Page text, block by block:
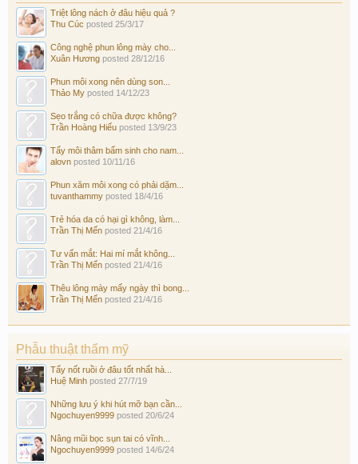
Triệt lông nách ở đâu hiệu quả ?
Thu Cúc posted 25/3/17
Công nghệ phun lông mày cho...
Xuân Hương posted 28/12/16
Phun môi xong nên dùng son...
Thảo My posted 14/12/23
Sẹo trắng có chữa được không?
Trần Hoàng Hiếu posted 13/9/23
Tẩy môi thâm bẩm sinh cho nam...
alovn posted 10/11/16
Phun xăm môi xong có phải dặm...
tuvanthammy posted 18/4/16
Trẻ hóa da có hại gì không, làm...
Trần Thị Mến posted 21/4/16
Tư vấn mắt: Hai mí mắt không...
Trần Thị Mến posted 21/4/16
Thêu lông mày mấy ngày thì bong...
Trần Thị Mến posted 21/4/16
Phẫu thuật thẩm mỹ
Tẩy nốt ruồi ở đâu tốt nhất hà...
Huệ Minh posted 27/7/19
Những lưu ý khi hút mỡ bạn cần...
Ngochuyen9999 posted 20/6/24
Nâng mũi bọc sụn tai có vĩnh...
Ngochuyen9999 posted 14/6/24